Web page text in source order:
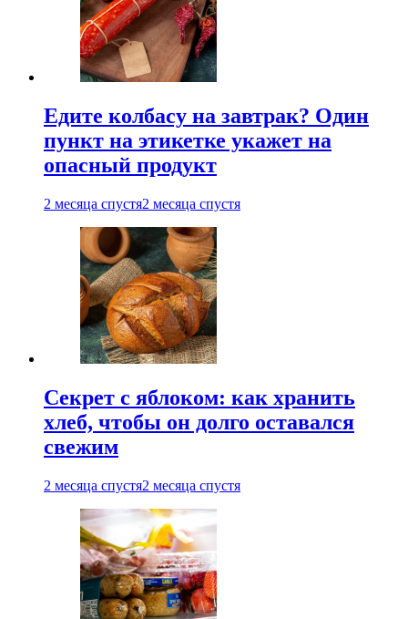
Едите колбасу на завтрак? Один
пункт на этикетке укажет на
опасный продукт
2 месяца спустя2 месяца спустя
Секрет с яблоком: как хранить
хлеб, чтобы он долго оставался
свежим
2 месяца спустя2 месяца спустя